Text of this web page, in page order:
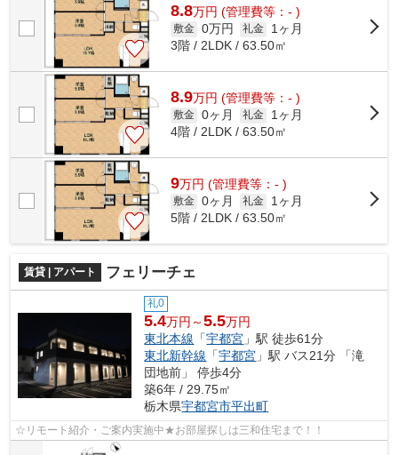
8.8万円 (管理費等：- )
敷金 0万円 礼金
1ヶ月
3階 / 2LDK / 63.50㎡
8.9万円 (管理費等：- )
敷金 0ヶ月 礼金
1ヶ月
4階 / 2LDK / 63.50㎡
9万円 (管理費等：- )
敷金 0ヶ月 礼金
1ヶ月
5階 / 2LDK / 63.50㎡
賃貸 | アパート フェリーチェ
礼0
5.4万円～5.5万円
東北本線 「宇都宮 」駅 徒歩61分
東北新幹線 「宇都宮 」駅 バス21分 「滝
団地前」 停歩4分
築6年 / 29.75㎡
栃木県宇都宮市平出町
☆リモート紹介・ご案内実施中★お部屋探しは三和住宅まで！！